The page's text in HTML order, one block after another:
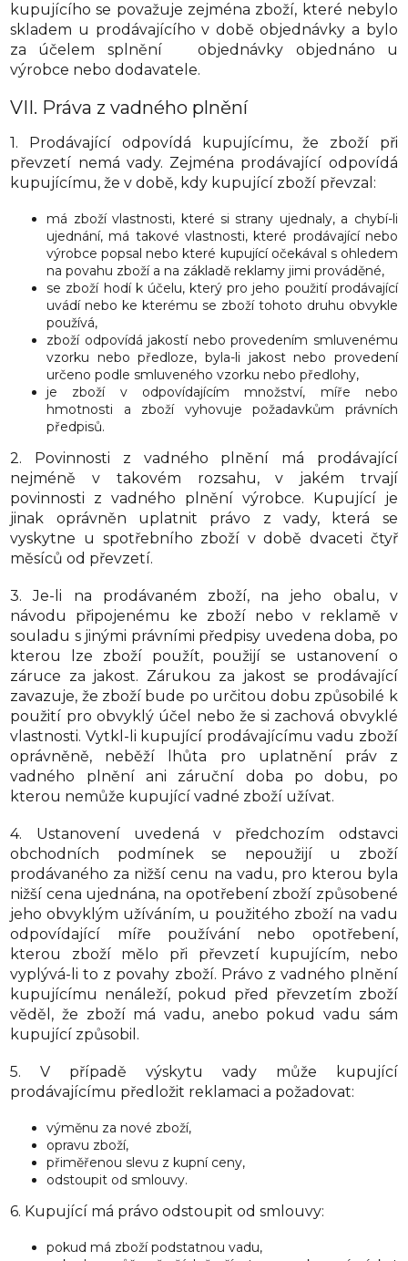
kupujícího se považuje zejména zboží, které nebylo
skladem u prodávajícího v době objednávky a bylo
za účelem splnění objednávky objednáno u
výrobce nebo dodavatele.
VII. Práva z vadného plnění
1. Prodávající odpovídá kupujícímu, že zboží při
převzetí nemá vady. Zejména prodávající odpovídá
kupujícímu, že v době, kdy kupující zboží převzal:
má zboží vlastnosti, které si strany ujednaly, a chybí-li
ujednání, má takové vlastnosti, které prodávající nebo
výrobce popsal nebo které kupující očekával s ohledem
na povahu zboží a na základě reklamy jimi prováděné,
se zboží hodí k účelu, který pro jeho použití prodávající
uvádí nebo ke kterému se zboží tohoto druhu obvykle
používá,
zboží odpovídá jakostí nebo provedením smluvenému
vzorku nebo předloze, byla-li jakost nebo provedení
určeno podle smluveného vzorku nebo předlohy,
je zboží v odpovídajícím množství, míře nebo
hmotnosti a zboží vyhovuje požadavkům právních
předpisů.
2. Povinnosti z vadného plnění má prodávající
nejméně v takovém rozsahu, v jakém trvají
povinnosti z vadného plnění výrobce. Kupující je
jinak oprávněn uplatnit právo z vady, která se
vyskytne u spotřebního zboží v době dvaceti čtyř
měsíců od převzetí.
3. Je-li na prodávaném zboží, na jeho obalu, v
návodu připojenému ke zboží nebo v reklamě v
souladu s jinými právními předpisy uvedena doba, po
kterou lze zboží použít, použijí se ustanovení o
záruce za jakost. Zárukou za jakost se prodávající
zavazuje, že zboží bude po určitou dobu způsobilé k
použití pro obvyklý účel nebo že si zachová obvyklé
vlastnosti. Vytkl-li kupující prodávajícímu vadu zboží
oprávněně, neběží lhůta pro uplatnění práv z
vadného plnění ani záruční doba po dobu, po
kterou nemůže kupující vadné zboží užívat.
4. Ustanovení uvedená v předchozím odstavci
obchodních podmínek se nepoužijí u zboží
prodávaného za nižší cenu na vadu, pro kterou byla
nižší cena ujednána, na opotřebení zboží způsobené
jeho obvyklým užíváním, u použitého zboží na vadu
odpovídající míře používání nebo opotřebení,
kterou zboží mělo při převzetí kupujícím, nebo
vyplývá-li to z povahy zboží. Právo z vadného plnění
kupujícímu nenáleží, pokud před převzetím zboží
věděl, že zboží má vadu, anebo pokud vadu sám
kupující způsobil.
5. V případě výskytu vady může kupující
prodávajícímu předložit reklamaci a požadovat:
výměnu za nové zboží,
opravu zboží,
přiměřenou slevu z kupní ceny,
odstoupit od smlouvy.
6. Kupující má právo odstoupit od smlouvy:
pokud má zboží podstatnou vadu,